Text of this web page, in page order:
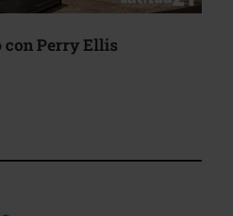
con Perry Ellis